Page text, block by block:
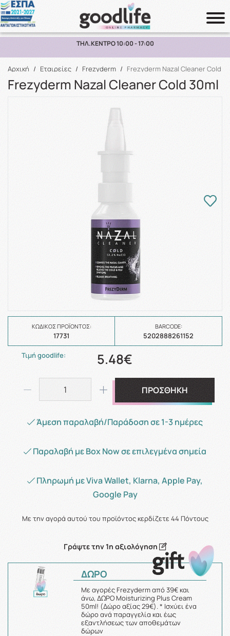
Αναζήτηση
ΠΑΡΑΛΑΒΗ ΑΠΟ ΤΟ ΚΑΤΑΣΤΗΜΑ ΑΝΩ ΤΩΝ 10€
Αρχική / Εταιρείες / Frezyderm / Frezyderm Nazal Cleaner Cold
Frezyderm Nazal Cleaner Cold 30ml
ΚΩΔΙΚΌΣ ΠΡΟΪΌΝΤΟΣ:
17731
BARCODE:
5202888261152
Τιμή goodlife: 5.48€
ΠΡΟΣΘΗΚΗ
Άμεση παραλαβή/Παράδοση σε 1-3 ημέρες
Παραλαβή με Box Now σε επιλεγμένα σημεία
Πληρωμή με Viva Wallet, Klarna, Apple Pay,
Google Pay
Με την αγορά αυτού του προϊόντος κερδίζετε 44 Πόντους
Γράψτε την 1η αξιολόγηση
ΔΩΡΟ
Με αγορές Frezyderm από 39€ και
άνω, ΔΩΡΟ Moisturizing Plus Cream
50ml! (Δώρο αξίας 29€). * Ισχύει ένα
δώρο ανά παραγγελία και έως
εξαντλήσεως των αποθεμάτων
δώρων